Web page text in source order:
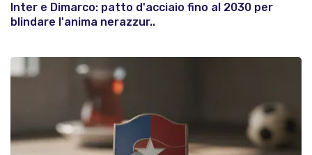
Inter e Dimarco: patto d'acciaio fino al 2030 per
blindare l'anima nerazzur..